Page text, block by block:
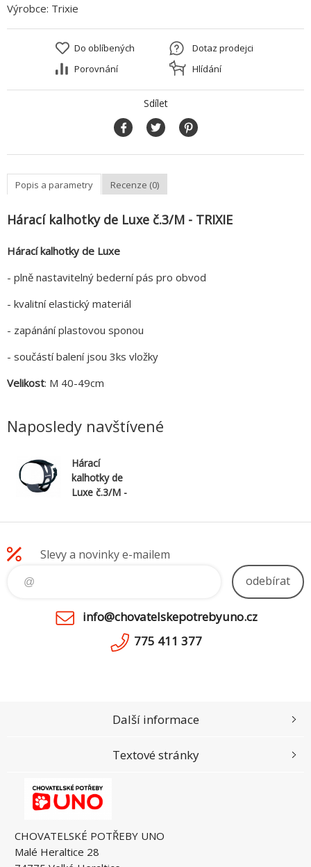
Výrobce: Trixie
Do oblíbených
Porovnání
Dotaz prodejci
Hlídání
Sdílet
Popis a parametry Recenze (0)
Hárací kalhotky de Luxe č.3/M - TRIXIE
Hárací kalhotky de Luxe
- plně nastavitelný bederní pás pro obvod
- kvalitníelastický materiál
- zapánání plastovou sponou
- součástí balení jsou 3ks vložky
Velikost: M 40-49cm
Naposledy navštívené
Hárací
kalhotky de
Luxe č.3/M -
Slevy a novinky e-mailem
odebírat
info@chovatelskepotrebyuno.cz
775 411 377
CHOVATELSKÉ POTŘEBY UNO
Malé Heraltice 28
Další informace
Textové stránky